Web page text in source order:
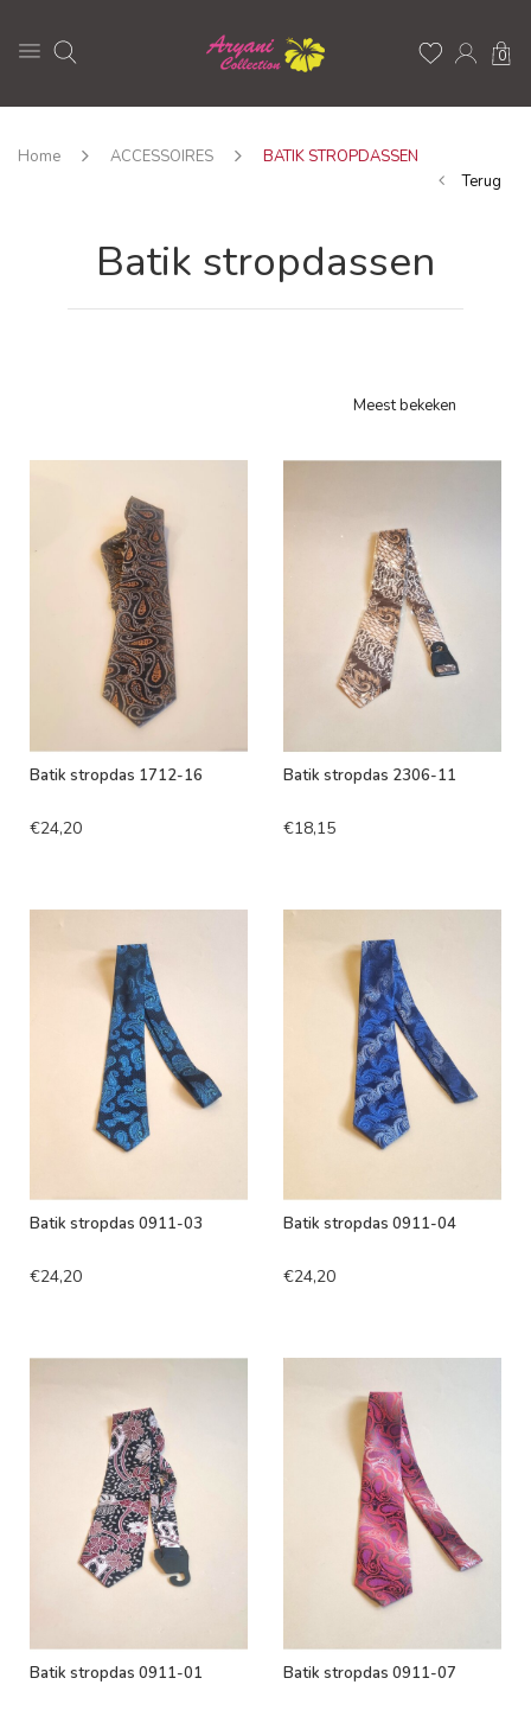
0
Home ACCESSOIRES
BATIK STROPDASSEN
Terug
Batik stropdassen
Meest bekeken
Batik stropdas 1712-16
€24,20
Batik stropdas 2306-11
€18,15
Batik stropdas 0911-03
€24,20
Batik stropdas 0911-04
€24,20
Batik stropdas 0911-01 Batik stropdas 0911-07